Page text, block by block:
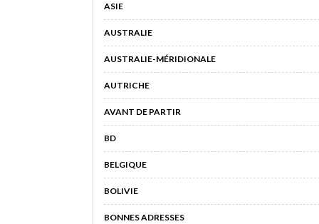
ASIE
AUSTRALIE
AUSTRALIE-MÉRIDIONALE
AUTRICHE
AVANT DE PARTIR
BD
BELGIQUE
BOLIVIE
BONNES ADRESSES